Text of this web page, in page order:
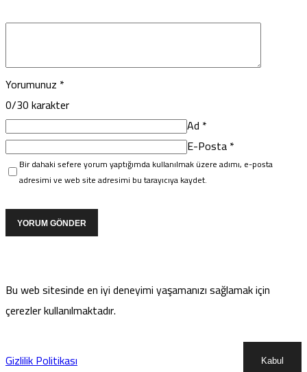
Yorumunuz *
0/30 karakter
Ad *
E-Posta*
Bir dahaki sefere yorum yaptığımda kullanılmak üzere adımı, e-posta
adresimi ve web site adresimi bu tarayıcıya kaydet.
YORUM GÖNDER
Bu web sitesinde en iyi deneyimi yaşamanızı sağlamak için
çerezler kullanılmaktadır.
Gizlilik Politikası Kabul